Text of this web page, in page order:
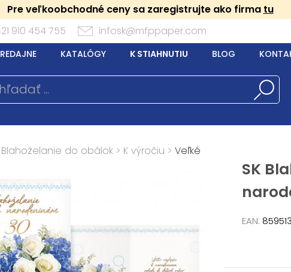
Pre veľkoobchodné ceny sa zaregistrujte ako firma tu
910 454 755 infosk@mfppaper.com
KATALÓGY K STIAHNUTIU BLOG
Blahoželanie do obálok > K výročiu > Veľké
SK
EAN: